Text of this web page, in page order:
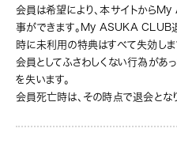
会員は希望により、本サイトから
事ができます。My ASUKA CLUB
時に未利用の特典はすべて失効しま
会員としてふさわしくない行為があ
を失います。
会員死亡時は、その時点で退会とな